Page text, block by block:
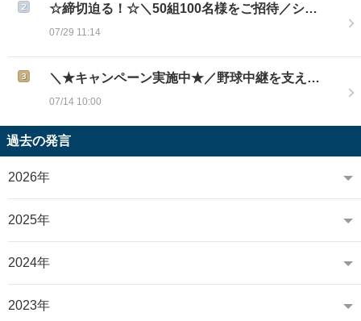
☆締切迫る！☆＼50組100名様をご招待／シ…
07/29 11:14
＼★キャンペーン実施中★／野球中継を支え…
07/14 10:00
過去の発言
2026年
2025年
2024年
2023年